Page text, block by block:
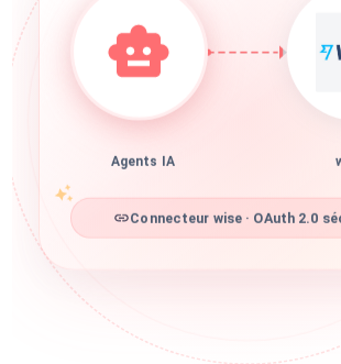
Agents IA
Connecteur wise · OAuth 2.0